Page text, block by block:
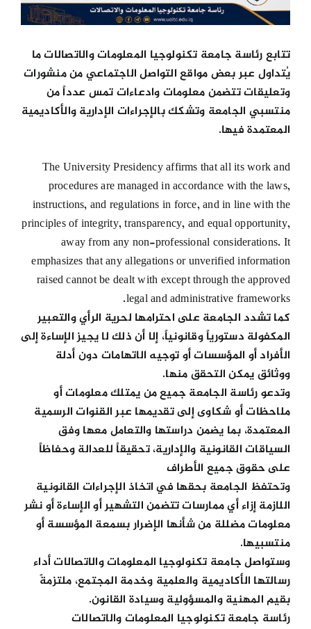
تتابع رئاسة جامعة تكنولوجيا المعلومات والاتصالات ما
يُتداول عبر بعض مواقع التواصل الاجتماعي من منشورات
وتعليقات تتضمن معلومات وادعاءات تمس عدداً من
منتسبي الجامعة وتشكك بالإجراءات الإدارية والأكاديمية
المعتمدة فيها.
The University Presidency affirms that all its work and
procedures are managed in accordance with the laws,
instructions, and regulations in force, and in line with the
principles of integrity, transparency, and equal opportunity,
away from any non-professional considerations. It
emphasizes that any allegations or unverified information
raised cannot be dealt with except through the approved
legal and administrative frameworks.
كما تشدد الجامعة على احترامها لحرية الرأي والتعبير
المكفولة دستورياً وقانونياً، إلا أن ذلك لا يجيز الإساءة إلى
الأفراد أو المؤسسات أو توجيه الاتهامات دون أدلة
ووثائق يمكن التحقق منها.
وتدعو رئاسة الجامعة جميع من يمتلك معلومات أو
ملاحظات أو شكاوى إلى تقديمها عبر القنوات الرسمية
المعتمدة، بما يضمن دراستها والتعامل معها وفق
السياقات القانونية والإدارية، تحقيقاً للعدالة وحفاظاً
على حقوق جميع الأطراف
وتحتفظ الجامعة بحقها في اتخاذ الإجراءات القانونية
اللازمة إزاء أي ممارسات تتضمن التشهير أو الإساءة أو نشر
معلومات مضللة من شأنها الإضرار بسمعة المؤسسة أو
منتسبيها.
وستواصل جامعة تكنولوجيا المعلومات والاتصالات أداء
رسالتها الأكاديمية والعلمية وخدمة المجتمع، ملتزمةً
بقيم المهنية والمسؤولية وسيادة القانون.
رئاسة جامعة تكنولوجيا المعلومات والاتصالات